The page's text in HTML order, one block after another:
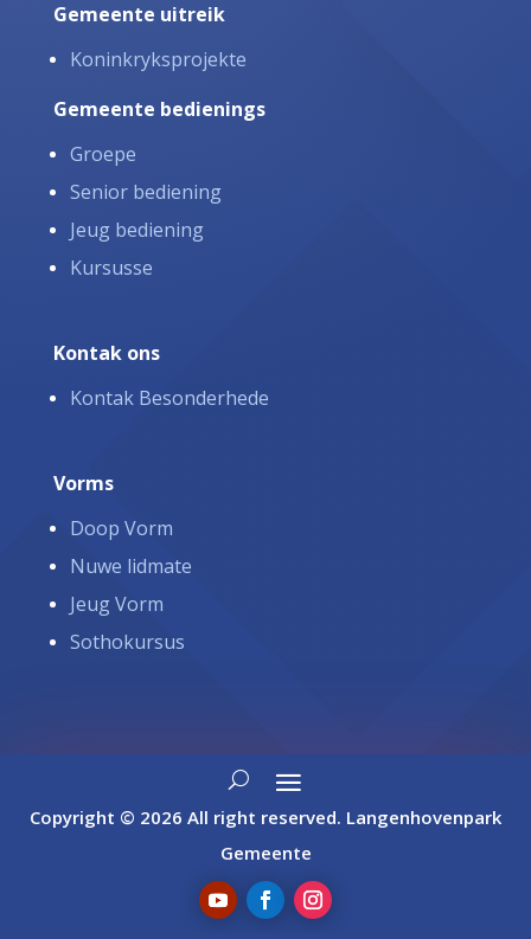
Gemeente uitreik
Koninkryksprojekte
Gemeente bedienings
Groepe
Senior bediening
Jeug bediening
Kursusse
Kontak ons
Kontak Besonderhede
Vorms
Doop Vorm
Nuwe lidmate
Jeug Vorm
Sothokursus
Copyright © 2026 All right reserved. Langenhovenpark
Gemeente